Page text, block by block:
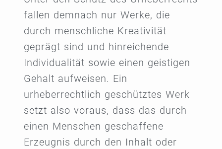
fallen demnach nur Werke, die
durch menschliche Kreativität
geprägt sind und hinreichende
Individualität sowie einen geistigen
Gehalt aufweisen. Ein
urheberrechtlich geschütztes Werk
setzt also voraus, dass das durch
einen Menschen geschaffene
Erzeugnis durch den Inhalt oder